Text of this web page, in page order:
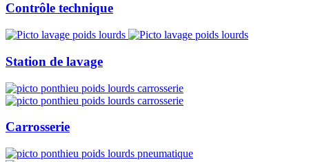
Contrôle technique
Station de lavage
Carrosserie